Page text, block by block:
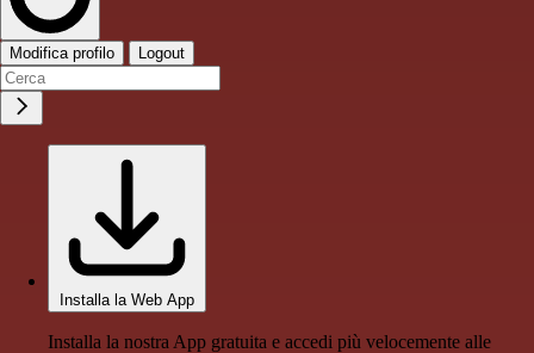
Modifica profilo Logout
Installa la Web App
Installa la nostra App gratuita e accedi più velocemente alle